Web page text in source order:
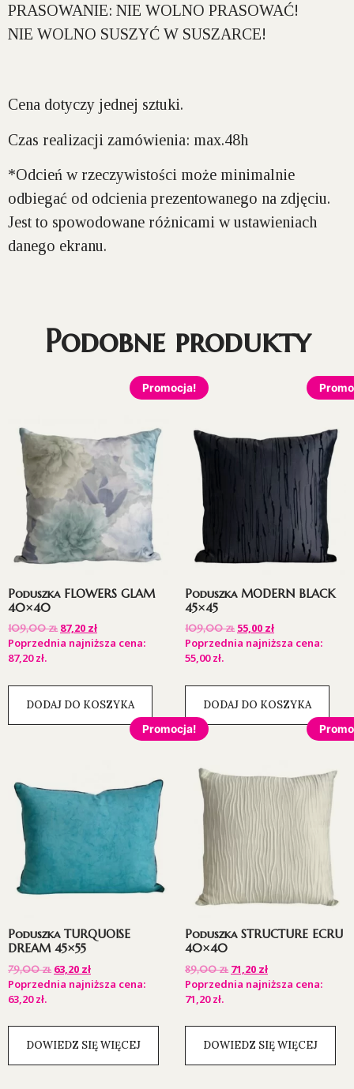
PRASOWANIE: NIE WOLNO PRASOWAĆ!
NIE WOLNO SUSZYĆ W SUSZARCE!
Cena dotyczy jednej sztuki.
Czas realizacji zamówienia: max.48h
*Odcień w rzeczywistości może minimalnie
odbiegać od odcienia prezentowanego na zdjęciu.
Jest to spowodowane różnicami w ustawieniach
danego ekranu.
Podobne produkty
Promocja!
Poduszka FLOWERS GLAM
40×40
109,00zł 87,20 zł
Poprzednia najniższa cena:
87,20zł.
DODAJ DO KOSZYKA
Poduszka MODERN BLACK
45×45
109,00zł 55,00 zł
Poprzednia najniższa cena:
55,00zł.
DODAJ DO KOSZYKA
Promocja!
Poduszka TURQUOISE
DREAM 45×55
79,00zł 63,20 zł
Poprzednia najniższa cena:
63,20zł.
DOWIEDZ SIĘ WIĘCEJ
Poduszka STRUCTURE ECRU
40×40
89,00zł 71,20 zł
Poprzednia najniższa cena:
71,20zł.
DOWIEDZ SIĘ WIĘCEJ